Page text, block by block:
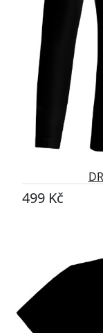
499 Kč